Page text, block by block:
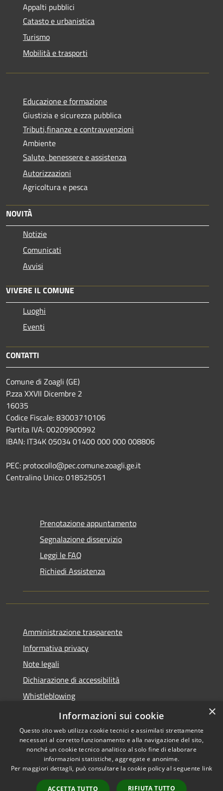
Appalti pubblici
Catasto e urbanistica
Turismo
Mobilità e trasporti
Educazione e formazione
Giustizia e sicurezza pubblica
Tributi,finanze e contravvenzioni
Ambiente
Salute, benessere e assistenza
Autorizzazioni
Agricoltura e pesca
NOVITÀ
Notizie
Comunicati
Avvisi
VIVERE IL COMUNE
Luoghi
Eventi
CONTATTI
Comune di Zoagli (GE)
P.zza XXVII Dicembre 2
16035
Codice Fiscale: 83003710106
Partita IVA: 00209900992
IBAN: IT34K 05034 01400 000 000 008806
PEC: protocollo@pec.comune.zoagli.ge.it
Centralino Unico: 018525051
Prenotazione appuntamento
Segnalazione disservizio
Leggi le FAQ
Richiedi Assistenza
Amministrazione trasparente
Informativa privacy
Note legali
Dichiarazione di accessibilità
Whistleblowing
Piano di miglioramento dei servizi
Accessibilità
Copyright © 2026 • Comune di
Zoagli • Powered by
Municipium• Accesso
×
Informazioni sui cookie
Questo sito web utilizza cookie tecnici e assimilati strettamente
necessari al corretto funzionamento e alla navigazione del sito,
nonché un cookie tecnico analitico al solo fine di elaborare
informazioni statistiche, aggregate e anonime.
Per maggiori dettagli, può consultare la cookie policy al seguente link
ACCETTA TUTTO RIFIUTA TUTTO